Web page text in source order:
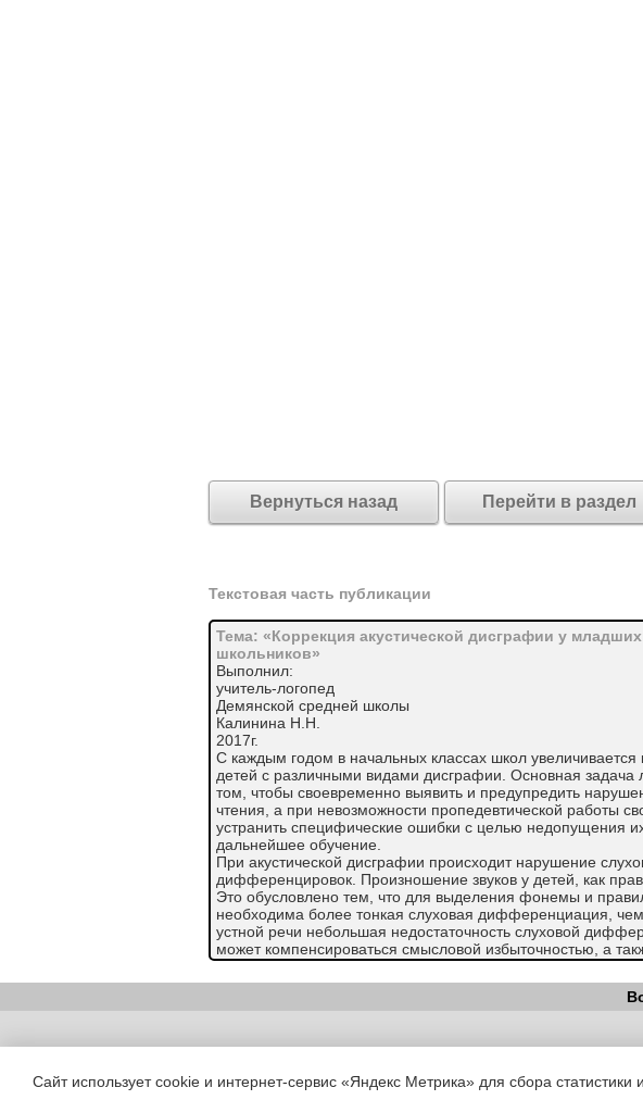
Вернуться назад Перейти в раздел
Текстовая часть публикации
Тема: «Коррекция акустической дисграфии у младших
школьников»
Выполнил:
учитель-логопед
Демянской средней школы
Калинина Н.Н.
2017г.
С каждым годом в начальных классах школ увеличивается
детей с различными видами дисграфии. Основная задача
том, чтобы своевременно выявить и предупредить
чтения, а при невозможности пропедевтической работы
устранить специфические ошибки с целью недопущения
дальнейшее обучение.
При акустической дисграфии происходит нарушение
дифференцировок. Произношение звуков у детей, как
Это обусловлено тем, что для выделения фонемы и
необходима более тонкая слуховая дифференциация,
устной речи небольшая недостаточность слуховой
может компенсироваться смысловой избыточностью, а
автоматизированных в речевом опыте моторных
кинестетических образов слов. В процессе письма для
различения и выбора фонемы необходим тонкий анализ
буквой.
Copyright (c) |Вестник Педагога|
Сайт использует cookie и интернет-сервис «Яндекс Метрика» для сбора